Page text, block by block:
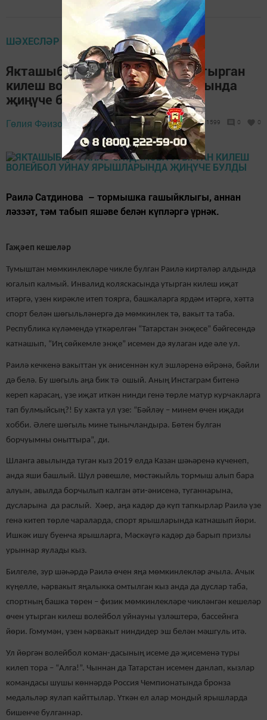
ШӘХЕСЛӘР
Якташыбыз Раилә Сатдинова утырган
килеш волейбол уйнау ярышларында
җиңүче булды
Гөлия Фәизова, 4 декабрь 2020 - 08:23 1599 0 0
Раилә Сатдинова – тормышка гашыйклыгы, аннан
ләззәт, тәм табып яшәве белән күпләргә үрнәк.
Гаҗәеп кешеләр
Тумыштан мөмкинлекләре чикле булган Раилә киртәләр алдында
югалып калмый. Инвалид коляскасында утырган килеш иҗат
итәргә, үзен кирәкле итеп тоярга, башкаларга ярдәм итәргә, хәтта
спорт белән шөгыльләнергә дә мөмкинлек тә, вакыт та таба.
Республика күләмендә үткәрелгән “Татарстан энҗесе” бәйгесендә
катнашып, “Иң сөйкемле энҗе” исемен дә яулаган иде әле ул.
Раилә кечкенә вакыттан ук әнисеннән кул эшләренә өйрәнә, бәйли
дә белә. Бу шөгыль аңа бик тә ошый. Аның Инстаграм битенә
кереп карасаң, үзе иҗат иткән нинди генә төрле матур курчакларга
тап булмыйсың?! Бу хакта ул үзе: “Бәйләү – минем өчен иҗади
хобби. Әлеге шөгыль мине тынычландыра. Бөтен булган
борчуымны оныттыра”, ди.
Шланга авылында туган кыз 2019 елда Казан шәһәренә күченеп,
анда яши башлый. Шул рәвешле, мөстәкыйль тормыш алып бара
алуын, авылда борчылып калган әти-әнисенә, туганнарына,
дусларына да раслый. Хәер, аңа кадәр дә күп тапкырлар Раилә үзе
генә китеп төрле чараларда, спорт ярышларында катнашып йөри.
Ишкәк ишү буенча ярышларга, Мәскәүгә кадәр дә барып призлы
урыннар яулады кыз.
Билгеле, зур шәһәрдә Раилә өчен яңа мөмкинлекләр ачыла. Ачык
күңелле, һәрвакыт яңалыкка омтылган кыз анда да дуслар таба,
спортның башка төрен – физик мөмкинлекләре чикләнгән кешеләр
өчен утырган килеш волейбол уйнауны үзләштерә, бассейнга
йөри. Гомумән, үзен һәрвакыт ниндидер эш белән мәшгуль итә.
Ул йөргән волейбол коман-дасының исеме дә җисеменә туры
килеп тора – “Алга!”. Чыннан да Татарстан исемен данлап, кызлар
командасы шушы көннәрдә Россия Чемпионатында бронза
медальләр яулап кайттылар. Үткән ел алар мондый ярышларда
бишенче булганнар.